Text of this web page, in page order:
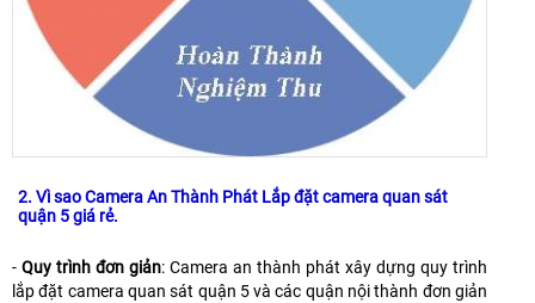
2. Vì sao Camera An Thành Phát Lắp đặt camera quan sát
quận 5 giá rẻ.
- Quy trình đơn giản: Camera an thành phát xây dựng quy trình
lắp đặt camera quan sát quận 5 và các quận nội thành đơn giản